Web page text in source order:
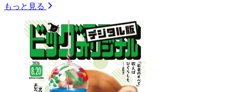
もっと見る